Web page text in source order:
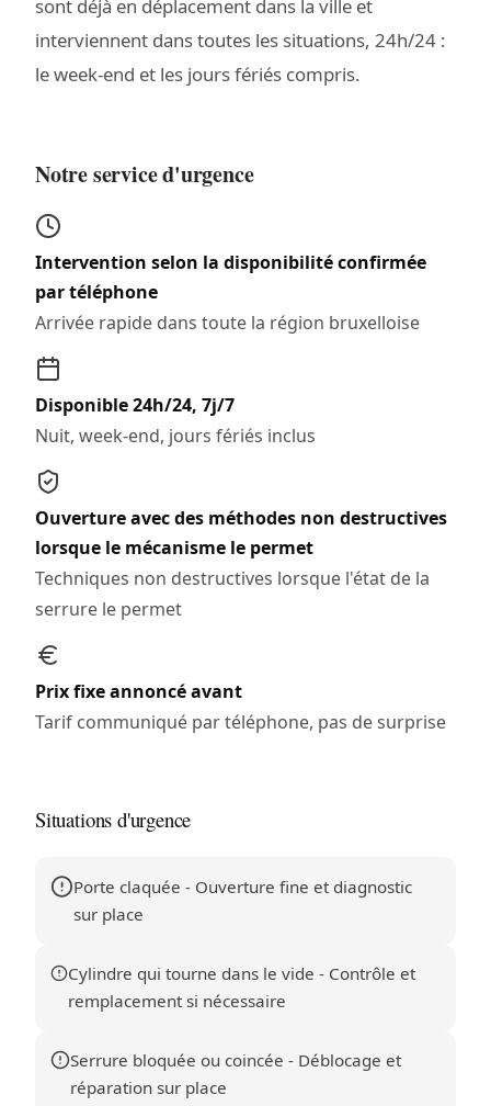
sont déjà en déplacement dans la ville et
interviennent dans toutes les situations, 24h/24 :
le week-end et les jours fériés compris.
Notre service d'urgence
Intervention selon la disponibilité confirmée
par téléphone
Arrivée rapide dans toute la région bruxelloise
Disponible 24h/24, 7j/7
Nuit, week-end, jours fériés inclus
Ouverture avec des méthodes non destructives
lorsque le mécanisme le permet
Techniques non destructives lorsque l'état de la
serrure le permet
Prix fixe annoncé avant
Tarif communiqué par téléphone, pas de surprise
Situations d'urgence
Porte claquée - Ouverture fine et diagnostic
sur place
Cylindre qui tourne dans le vide - Contrôle et
remplacement si nécessaire
Serrure bloquée ou coincée - Déblocage et
réparation sur place